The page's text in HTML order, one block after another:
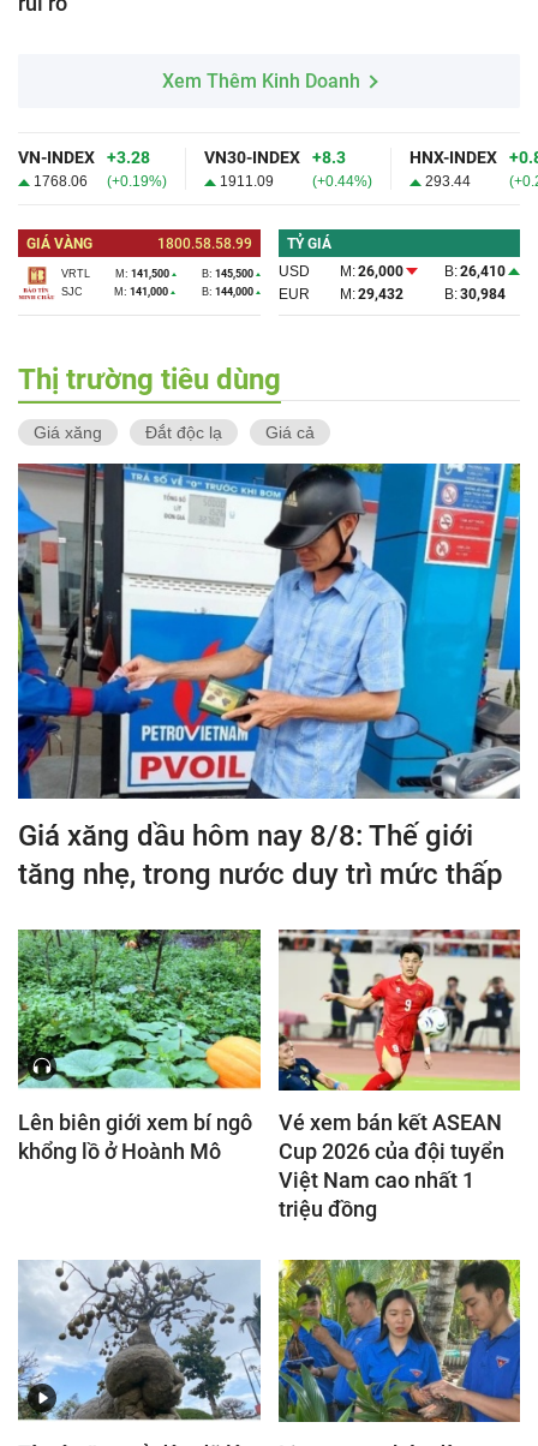
Xem Thêm Kinh Doanh
VN-INDEX
1768.06
+3.28
(+0.19%)
VN30-INDEX
1911.09
+8.3
(+0.44%)
HNX-INDEX
293.44
GIÁ VÀNG 1800.58.58.99
VRTL M: 141,500 B: 145,500
SJC
M: 141,000 B: 144,000
TỶ GIÁ
USD
M:26,000 B:26,410
EUR
M:29,432 B:30,984
Thị trường tiêu dùng
Giá xăng Đắt độc lạ Giá cả
Giá xăng dầu hôm nay 8/8: Thế giới
tăng nhẹ, trong nước duy trì mức thấp
Lên biên giới xem bí ngô
khổng lồ ở Hoành Mô
Vé xem bán kết ASEAN
Cup 2026 của đội tuyển
Việt Nam cao nhất 1
triệu đồng